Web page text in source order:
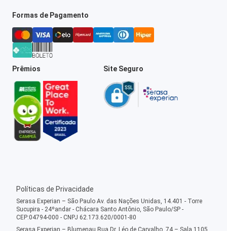
Formas de Pagamento
Prêmios Site Seguro
Políticas de Privacidade
Serasa Experian – São Paulo Av. das Nações Unidas, 14.401 - Torre
Sucupira - 24ºandar - Chácara Santo Antônio, São Paulo/SP -
CEP:04794-000 - CNPJ 62.173.620/0001-80
Serasa Experian – Blumenau Rua Dr. Léo de Carvalho, 74 – Sala 1105